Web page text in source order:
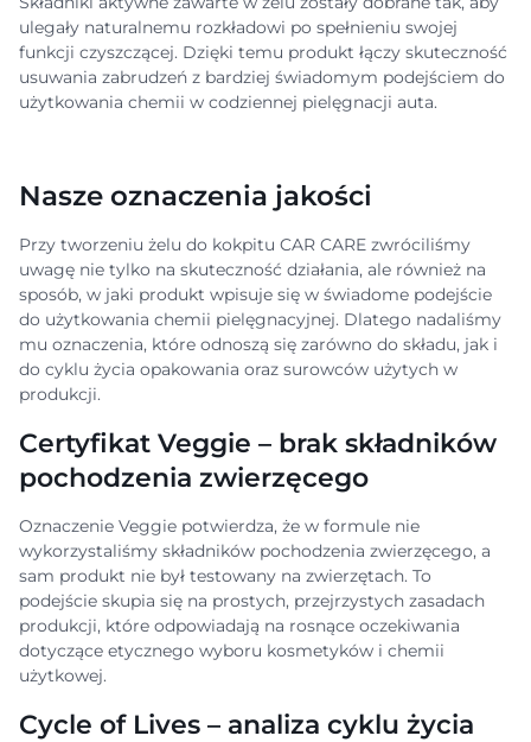
ulegały naturalnemu rozkładowi po spełnieniu swojej
funkcji czyszczącej. Dzięki temu produkt łączy skuteczność
usuwania zabrudzeń z bardziej świadomym podejściem do
użytkowania chemii w codziennej pielęgnacji auta.
Nasze oznaczenia jakości
Przy tworzeniu żelu do kokpitu CAR CARE zwróciliśmy
uwagę nie tylko na skuteczność działania, ale również na
sposób, w jaki produkt wpisuje się w świadome podejście
do użytkowania chemii pielęgnacyjnej. Dlatego nadaliśmy
mu oznaczenia, które odnoszą się zarówno do składu, jak i
do cyklu życia opakowania oraz surowców użytych w
produkcji.
Certyfikat Veggie – brak składników
pochodzenia zwierzęcego
Oznaczenie Veggie potwierdza, że w formule nie
wykorzystaliśmy składników pochodzenia zwierzęcego, a
sam produkt nie był testowany na zwierzętach. To
podejście skupia się na prostych, przejrzystych zasadach
produkcji, które odpowiadają na rosnące oczekiwania
dotyczące etycznego wyboru kosmetyków i chemii
użytkowej.
Cycle of Lives – analiza cyklu życia